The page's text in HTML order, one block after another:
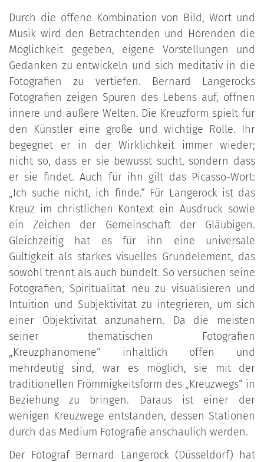
Durch die offene Kombination von Bild, Wort und
Musik wird den Betrachtenden und Hörenden die
Möglichkeit gegeben, eigene Vorstellungen und
Gedanken zu entwickeln und sich meditativ in die
Fotografien zu vertiefen. Bernard Langerocks
Fotografien zeigen Spuren des Lebens auf, öffnen
innere und äußere Welten. Die Kreuzform spielt für
den Künstler eine große und wichtige Rolle. Ihr
begegnet er in der Wirklichkeit immer wieder;
nicht so, dass er sie bewusst sucht, sondern dass
er sie findet. Auch für ihn gilt das Picasso-Wort:
„Ich suche nicht, ich finde.“ Für Langerock ist das
Kreuz im christlichen Kontext ein Ausdruck sowie
ein Zeichen der Gemeinschaft der Gläubigen.
Gleichzeitig hat es für ihn eine universale
Gültigkeit als starkes visuelles Grundelement, das
sowohl trennt als auch bündelt. So versuchen seine
Fotografien, Spiritualität neu zu visualisieren und
Intuition und Subjektivität zu integrieren, um sich
einer Objektivität anzunähern. Da die meisten
seiner thematischen Fotografien
„Kreuzphänomene“ inhaltlich offen und
mehrdeutig sind, war es möglich, sie mit der
traditionellen Frömmigkeitsform des „Kreuzwegs“ in
Beziehung zu bringen. Daraus ist einer der
wenigen Kreuzwege entstanden, dessen Stationen
durch das Medium Fotografie anschaulich werden.
Der Fotograf Bernard Langerock (Düsseldorf) hat